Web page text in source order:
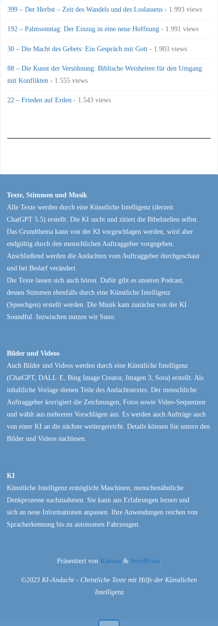
399 – Der Herbst – Zeit des Wandels und des Loslassens - 1.993 views
192 – Palmsonntag: Der Einzug in eine neue Hoffnung - 1.991 views
30 – Die Macht des Gebets: Ein Gespräch mit Gott - 1.903 views
88 – Die Kunst der Versöhnung: Biblische Weisheiten für den Umgang
mit Konflikten - 1.555 views
22 – Frieden auf Erden - 1.543 views
Texte, Stimmen und Musik
Alle Texte werden durch eine Künstliche Intelligenz (derzeit
ChatGPT 5.5) erstellt. Die KI sucht und zitiert die Bibelstellen selbst.
Das Grundthema kann von der KI vorgeschlagen werden, wird aber
endgültig durch den menschlichen Auftraggeber vorgegeben.
Anschließend werden die Andachten vom Auftraggeber durchgeschaut
und bei Bedarf verändert.
Die Texte lassen sich auch hören. Dafür gibt es unseren Podcast,
dessen Stimmen ebenfalls durch eine Künstliche Intelligenz
(Speechgen) erstellt werden. Die Musik kam zunächst von der KI
Soundful. Inzwischen nutzen wir Suno.
Bilder und Videos
Auch Bilder und Videos werden durch eine Künstliche Intelligenz
(ChatGPT, DALL·E, Bing Image Creator, Imagen 3, Sora) erstellt. Als
inhaltliche Vorlage dienen Teile des Andachtstextes. Der menschliche
Auftraggeber korrigiert die Zeichnungen, Fotos sowie Video-Sequenzen
und wählt aus mehreren Vorschlägen aus. Es werden auch Aufträge auch
von einer KI an die nächste weitergereicht. Details können Sie untern den
Bilder und Videos nachlesen.
KI
Künstliche Intelligenz ermöglicht Maschinen, menschenähnliche
Denkprozesse nachzuahmen. Sie kann aus Erfahrungen lernen und
sich an neue Informationen anpassen. Ihre Anwendungen reichen von
Spracherkennung bis zu autonomen Fahrzeugen.
Präsentiert von Kahuna & WordPress.
©2023 KI-Andacht - Christliche Texte mit Hilfe der Künstlichen
Intelligenz